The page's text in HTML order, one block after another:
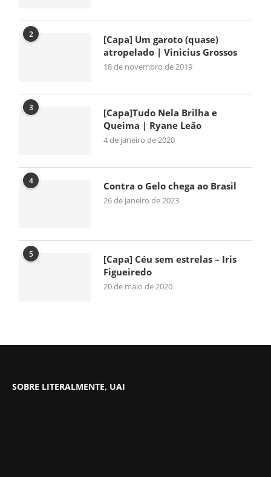
2
[Capa] Um garoto (quase)
atropelado | Vinicius Grossos
18 de novembro de 2019
3
[Capa]Tudo Nela Brilha e
Queima | Ryane Leão
4 de janeiro de 2020
4 Contra o Gelo chega ao Brasil
26 de janeiro de 2023
5
[Capa] Céu sem estrelas – Iris
Figueiredo
20 de maio de 2020
SOBRE LITERALMENTE, UAI